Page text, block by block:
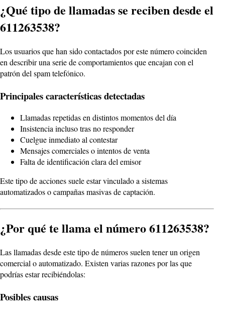
¿Qué tipo de llamadas se reciben desde el
611263538?
Los usuarios que han sido contactados por este número coinciden
en describir una serie de comportamientos que encajan con el
patrón del spam telefónico.
Principales características detectadas
Llamadas repetidas en distintos momentos del día
Insistencia incluso tras no responder
Cuelgue inmediato al contestar
Mensajes comerciales o intentos de venta
Falta de identificación clara del emisor
Este tipo de acciones suele estar vinculado a sistemas
automatizados o campañas masivas de captación.
¿Por qué te llama el número 611263538?
Las llamadas desde este tipo de números suelen tener un origen
comercial o automatizado. Existen varias razones por las que
podrías estar recibiéndolas:
Posibles causas